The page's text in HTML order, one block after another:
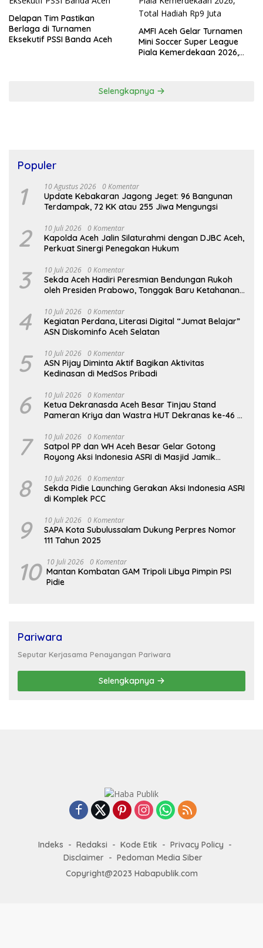
Delapan Tim Pastikan
Berlaga di Turnamen
Eksekutif PSSI Banda Aceh
AMFI Aceh Gelar Turnamen
Mini Soccer Super League
Piala Kemerdekaan 2026,
Selengkapnya
Populer
1 10 Agustus 2026 0 Komentar
Update Kebakaran Jagong Jeget: 96 Bangunan
Terdampak, 72 KK atau 255 Jiwa Mengungsi
2 10 Juli 2026 0 Komentar
Kapolda Aceh Jalin Silaturahmi dengan DJBC Aceh,
Perkuat Sinergi Penegakan Hukum
3 10 Juli 2026 0 Komentar
Sekda Aceh Hadiri Peresmian Bendungan Rukoh
oleh Presiden Prabowo, Tonggak Baru Ketahanan
4 10 Juli 2026 0 Komentar
Kegiatan Perdana, Literasi Digital “Jumat Belajar”
ASN Diskominfo Aceh Selatan
5 10 Juli 2026 0 Komentar
ASN Pijay Diminta Aktif Bagikan Aktivitas
Kedinasan di MedSos Pribadi
6 10 Juli 2026 0 Komentar
Ketua Dekranasda Aceh Besar Tinjau Stand
Pameran Kriya dan Wastra HUT Dekranas ke-46 di
7 10 Juli 2026 0 Komentar
Satpol PP dan WH Aceh Besar Gelar Gotong
Royong Aksi Indonesia ASRI di Masjid Jamik
8 10 Juli 2026 0 Komentar
Sekda Pidie Launching Gerakan Aksi Indonesia ASRI
di Komplek PCC
9 10 Juli 2026 0 Komentar
SAPA Kota Subulussalam Dukung Perpres Nomor
111 Tahun 2025
10 10 Juli 2026 0 Komentar
Mantan Kombatan GAM Tripoli Libya Pimpin PSI
Pidie
Pariwara
Seputar Kerjasama Penayangan Pariwara
Selengkapnya
Indeks Redaksi Kode Etik
Privacy Policy
Disclaimer
Pedoman Media Siber
Copyright@2023 Habapublik.com